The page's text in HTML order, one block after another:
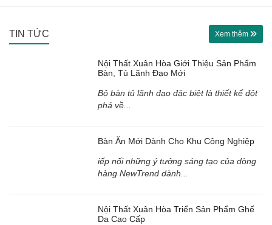
TIN TỨC Xem thêm
Nội Thất Xuân Hòa Giới Thiệu Sản Phẩm
Bàn, Tủ Lãnh Đạo Mới
Bộ bàn tủ lãnh đạo đặc biệt là thiết kế đột
phá về...
Bàn Ăn Mới Dành Cho Khu Công Nghiệp
iếp nối những ý tưởng sáng tạo của dòng
hàng NewTrend dành...
Nội Thất Xuân Hòa Triển Sản Phẩm Ghế
Da Cao Cấp